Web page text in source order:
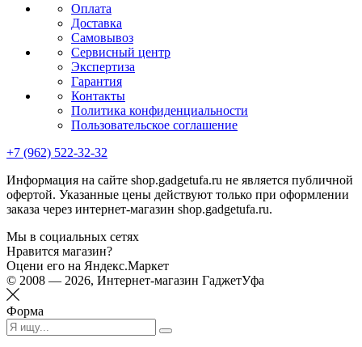
Оплата
Доставка
Самовывоз
Сервисный центр
Экспертиза
Гарантия
Контакты
Политика конфиденциальности
Пользовательское соглашение
+7 (962) 522-32-32
Информация на сайте shop.gadgetufa.ru не является публичной
офертой. Указанные цены действуют только при оформлении
заказа через интернет-магазин shop.gadgetufa.ru.
Мы в социальных сетях
Нравится магазин?
Оцени его на Яндекс.Маркет
© 2008 — 2026, Интернет-магазин ГаджетУфа
Форма